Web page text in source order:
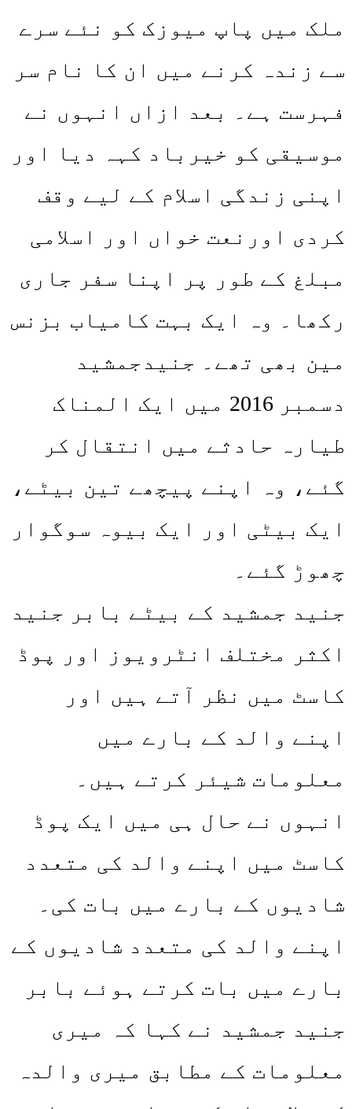
ملک میں پاپ میوزک کو نئے سرے
سے زندہ کرنے میں ان کا نام سر
فہرست ہے۔ بعد ازاں انہوں نے
موسیقی کو خیرباد کہہ دیا اور
اپنی زندگی اسلام کے لیے وقف
کردی اورنعت خواں اور اسلامی
مبلغ کے طور پر اپنا سفر جاری
رکھا۔ وہ ایک بہت کامیاب بزنس
مین بھی تھے۔ جنیدجمشید
دسمبر 2016 میں ایک المناک
طیارہ حادثے میں انتقال کر
گئے، وہ اپنے پیچھے تین بیٹے،
ایک بیٹی اور ایک بیوہ سوگوار
چھوڑ گئے۔
جنید جمشید کے بیٹے بابر جنید
اکثر مختلف انٹرویوز اور پوڈ
کاسٹ میں نظر آتے ہیں اور
اپنے والد کے بارے میں
معلومات شیئر کرتے ہیں۔
انہوں نے حال ہی میں ایک پوڈ
کاسٹ میں اپنے والد کی متعدد
شادیوں کے بارے میں بات کی۔
اپنے والد کی متعدد شادیوں کے
بارے میں بات کرتے ہوئے بابر
جنید جمشید نے کہا کہ میری
معلومات کے مطابق میری والدہ